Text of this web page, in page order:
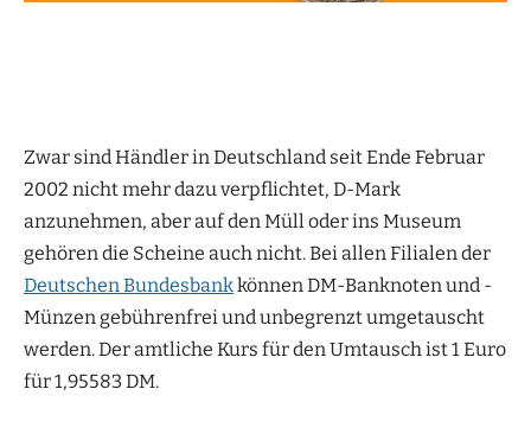
Zwar sind Händler in Deutschland seit Ende Februar
2002 nicht mehr dazu verpflichtet, D-Mark
anzunehmen, aber auf den Müll oder ins Museum
gehören die Scheine auch nicht. Bei allen Filialen der
Deutschen Bundesbankkönnen DM-Banknoten und -
Münzen gebührenfrei und unbegrenzt umgetauscht
werden. Der amtliche Kurs für den Umtausch ist 1 Euro
für 1,95583 DM.